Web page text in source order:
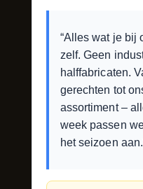
“Alles wat je bij
zelf. Geen
halffabricaten.
gerechten tot
assortiment –
week passen
het seizoen